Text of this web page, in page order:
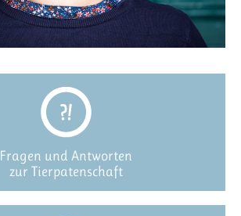
Fragen und Antworten
zur Tierpatenschaft